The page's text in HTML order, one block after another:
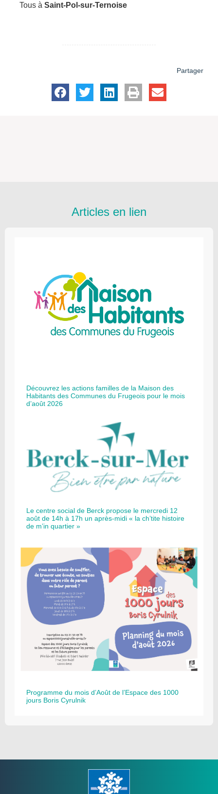
Tous à Saint-Pol-sur-Ternoise
Partager
Articles en lien
Découvrez les actions familles de la Maison des
Habitants des Communes du Frugeois pour le mois
d’août 2026
Le centre social de Berck propose le mercredi 12
août de 14h à 17h un après-midi « la ch’tite histoire
de m’in quartier »
Programme du mois d’Août de l’Espace des 1000
jours Boris Cyrulnik